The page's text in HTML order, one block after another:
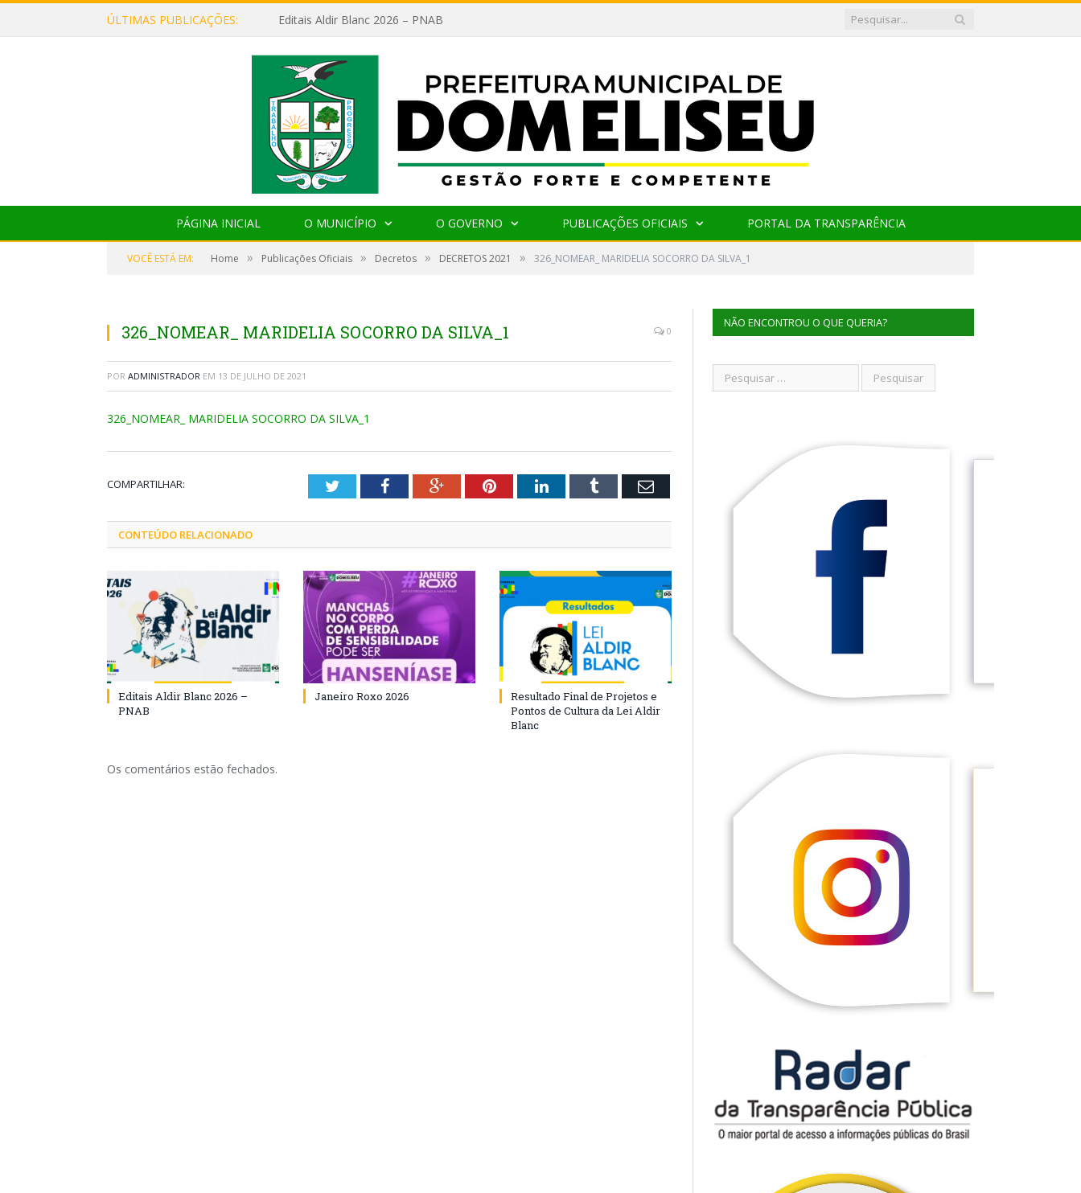
ÚLTIMAS PUBLICAÇÕES: Editais Aldir Blanc 2026 – PNAB
PÁGINA INICIAL O MUNICÍPIO O GOVERNO PUBLICAÇÕES OFICIAIS PORTAL DA TRANSPARÊNCIA
VOCÊ ESTÁ EM: Home » Publicações Oficiais » Decretos » DECRETOS 2021 » 326_NOMEAR_ MARIDELIA SOCORRO DA SILVA_1
326_NOMEAR_ MARIDELIA SOCORRO DA SILVA_1 0
POR ADMINISTRADOR EM 13 DE JULHO DE 2021
326_NOMEAR_ MARIDELIA SOCORRO DA SILVA_1
COMPARTILHAR: TwitterFacebookGoogle+PinterestLinkedInTumblr Email
CONTEÚDO RELACIONADO
Editais Aldir Blanc 2026 –
PNAB
Janeiro Roxo 2026
Resultado Final de Projetos e
Pontos de Cultura da Lei Aldir
Blanc
Os comentários estão fechados.
NÃO ENCONTROU O QUE QUERIA?